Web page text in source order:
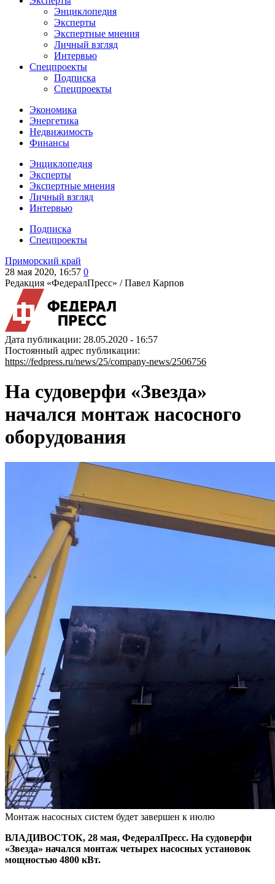
Энциклопедия
Эксперты
Экспертные мнения
Личный взгляд
Интервью
Спецпроекты
Подписка
Спецпроекты
Экономика
Энергетика
Недвижимость
Финансы
Энциклопедия
Эксперты
Экспертные мнения
Личный взгляд
Интервью
Подписка
Спецпроекты
Приморский край
28 мая 2020, 16:57 0
Редакция «ФедералПресс» /Павел Карпов
Дата публикации: 28.05.2020 - 16:57
Постоянный адрес публикации:
https://fedpress.ru/news/25/company-news/2506756
На судоверфи «Звезда»
начался монтаж насосного
оборудования
Монтаж насосных систем будет завершен к июлю
ВЛАДИВОСТОК, 28 мая, ФедералПресс. На судоверфи
«Звезда» начался монтаж четырех насосных установок
мощностью 4800 кВт.